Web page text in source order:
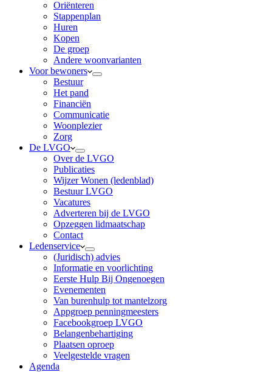
Oriënteren
Stappenplan
Huren
Kopen
De groep
Andere woonvarianten
Voor bewoners
Bestuur
Het pand
Financiën
Communicatie
Woonplezier
Zorg
De LVGO
Over de LVGO
Publicaties
Wijzer Wonen (ledenblad)
Bestuur LVGO
Vacatures
Adverteren bij de LVGO
Opzeggen lidmaatschap
Contact
Ledenservice
(Juridisch) advies
Informatie en voorlichting
Eerste Hulp Bij Ongenoegen
Evenementen
Van burenhulp tot mantelzorg
Appgroep penningmeesters
Facebookgroep LVGO
Belangenbehartiging
Plaatsen oproep
Veelgestelde vragen
Agenda